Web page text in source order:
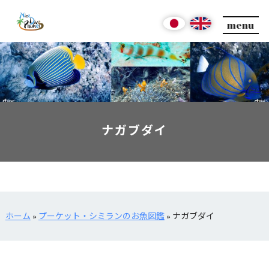
menu
ナガブダイ
ホーム » プーケット・シミランのお魚図鑑» ナガブダイ